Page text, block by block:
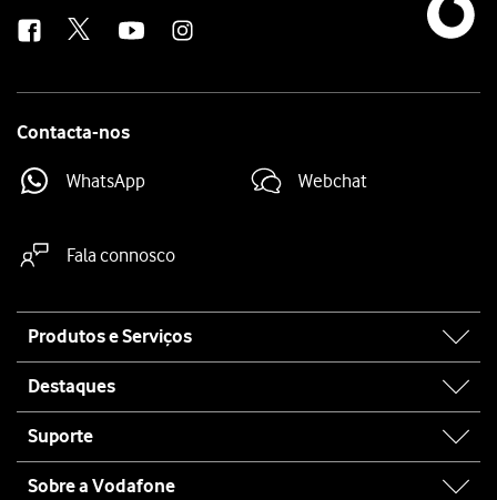
Contacta-nos
WhatsApp Webchat
Fala connosco
map
Produtos e Serviços
Destaques
Suporte
Sobre a Vodafone